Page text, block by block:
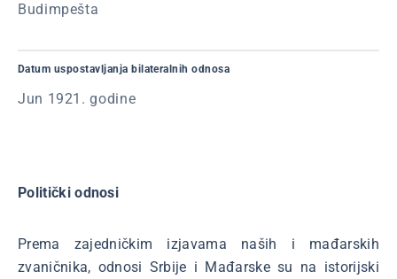
Budimpešta
Datum uspostavljanja bilateralnih odnosa
Jun 1921. godine
Politički odnosi
Prema zajedničkim izjavama naših i mađarskih
zvaničnika, odnosi Srbije i Mađarske su na istorijski